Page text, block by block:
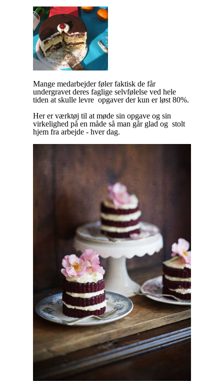
Mange medarbejder føler faktisk de får
undergravet deres faglige selvfølelse ved hele
tiden at skulle levre opgaver der kun er løst 80%.
Her er værktøj til at møde sin opgave og sin
virkelighed på en måde så man går glad og stolt
hjem fra arbejde - hver dag.